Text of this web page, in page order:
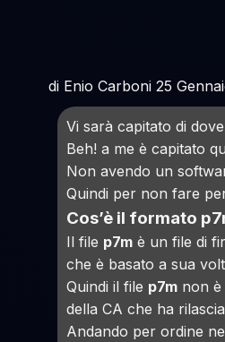
di Enio Carboni 25
Vi sarà capitato di
Beh! a me è capitato
Non avendo un
Quindi per non fare
Cos’è il formato
Il file p7mè un file di
che è basato a sua
Quindi il file p7mnon è
della CA che ha
Andando per ordine